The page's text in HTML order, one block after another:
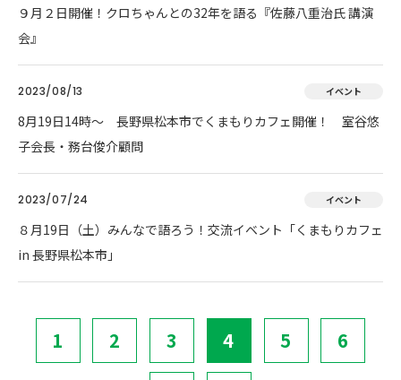
９月２日開催！クロちゃんとの32年を語る『佐藤八重治氏 講演
会』
2023/08/13 イベント
8月19日14時～ 長野県松本市でくまもりカフェ開催！ 室谷悠
子会長・務台俊介顧問
2023/07/24 イベント
８月19日（土）みんなで語ろう！交流イベント「くまもりカフェ
in 長野県松本市」
1 2 3 4 5 6